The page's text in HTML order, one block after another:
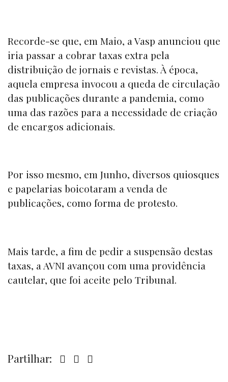
Recorde-se que, em Maio, a Vasp anunciou que
iria passar a cobrar taxas extra pela
distribuição de jornais e revistas. À época,
aquela empresa invocou a queda de circulação
das publicações durante a pandemia, como
uma das razões para a necessidade de criação
de encargos adicionais.
Por isso mesmo, em Junho, diversos quiosques
e papelarias boicotaram a venda de
publicações, como forma de protesto.
Mais tarde, a fim de pedir a suspensão destas
taxas, a AVNI avançou com uma providência
cautelar, que foi aceite pelo Tribunal.
Partilhar: